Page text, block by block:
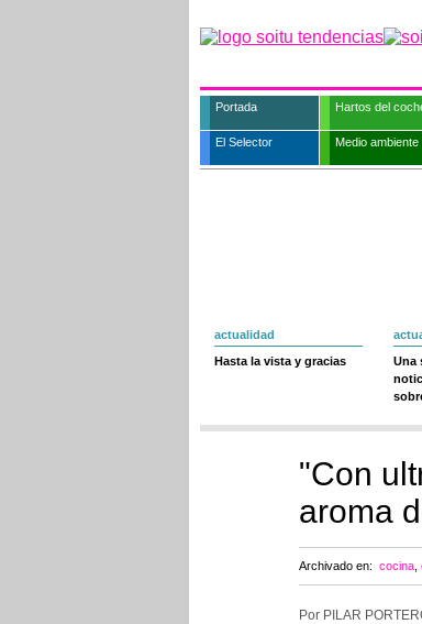
Portada Hartos del
El Selector Medio ambiente
actualidad
Hasta la vista y gracias
Una
"Con
aroma
Archivado en: cocina
Por PILAR